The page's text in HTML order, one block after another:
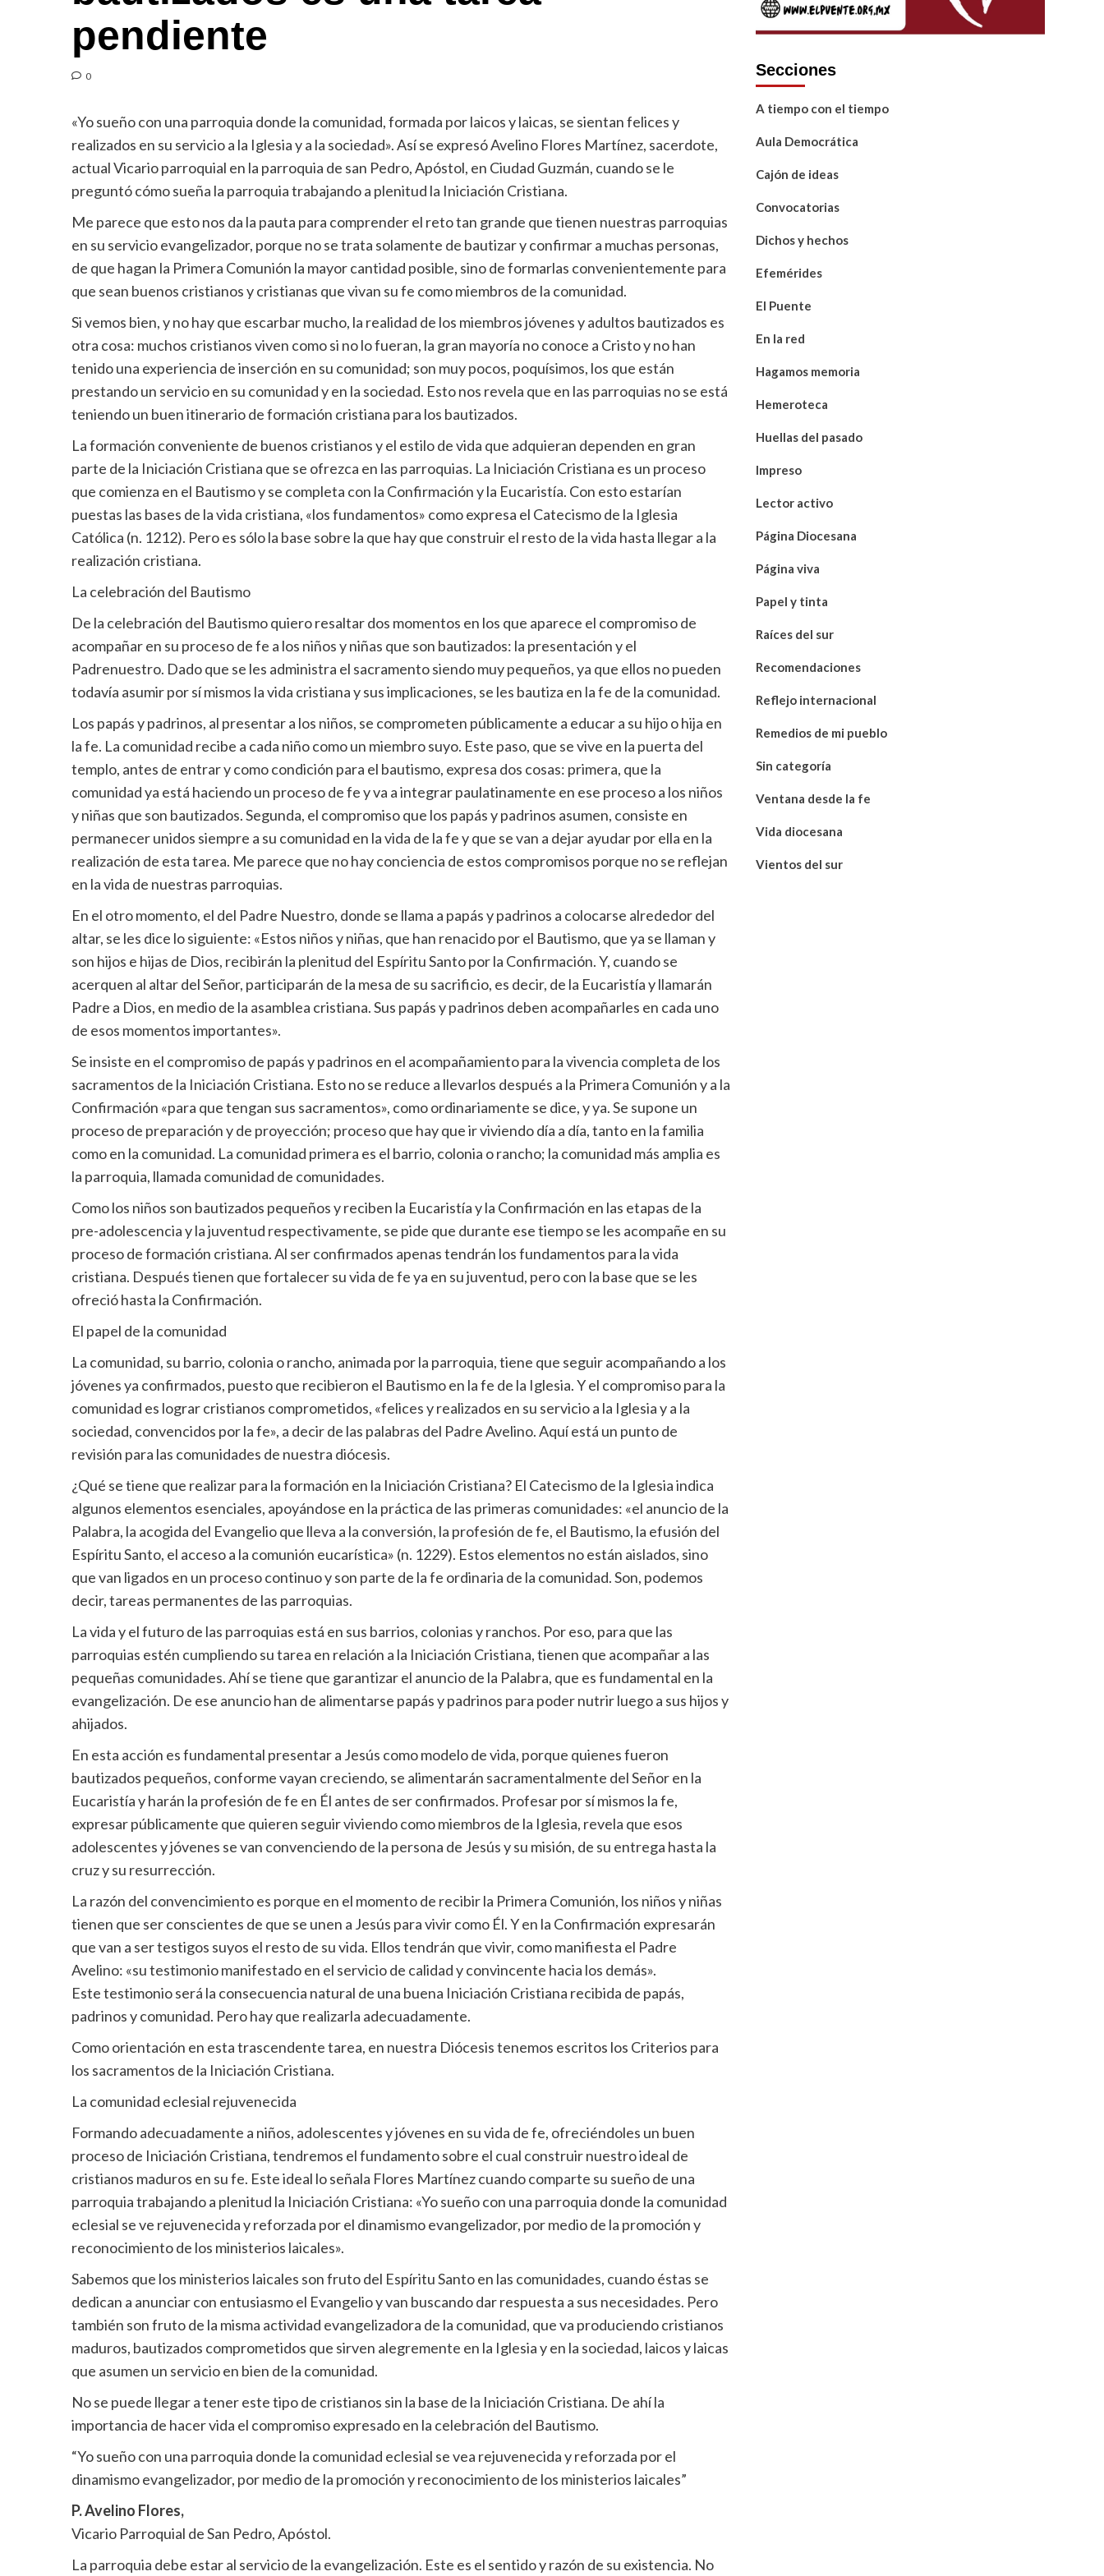
pendiente
0
«Yo sueño con una parroquia donde la comunidad, formada por laicos y laicas, se sientan felices y
realizados en su servicio a la Iglesia y a la sociedad». Así se expresó Avelino Flores Martínez, sacerdote,
actual Vicario parroquial en la parroquia de san Pedro, Apóstol, en Ciudad Guzmán, cuando se le
preguntó cómo sueña la parroquia trabajando a plenitud la Iniciación Cristiana.
Me parece que esto nos da la pauta para comprender el reto tan grande que tienen nuestras parroquias
en su servicio evangelizador, porque no se trata solamente de bautizar y confirmar a muchas personas,
de que hagan la Primera Comunión la mayor cantidad posible, sino de formarlas convenientemente para
que sean buenos cristianos y cristianas que vivan su fe como miembros de la comunidad.
Si vemos bien, y no hay que escarbar mucho, la realidad de los miembros jóvenes y adultos bautizados es
otra cosa: muchos cristianos viven como si no lo fueran, la gran mayoría no conoce a Cristo y no han
tenido una experiencia de inserción en su comunidad; son muy pocos, poquísimos, los que están
prestando un servicio en su comunidad y en la sociedad. Esto nos revela que en las parroquias no se está
teniendo un buen itinerario de formación cristiana para los bautizados.
La formación conveniente de buenos cristianos y el estilo de vida que adquieran dependen en gran
parte de la Iniciación Cristiana que se ofrezca en las parroquias. La Iniciación Cristiana es un proceso
que comienza en el Bautismo y se completa con la Confirmación y la Eucaristía. Con esto estarían
puestas las bases de la vida cristiana, «los fundamentos» como expresa el Catecismo de la Iglesia
Católica (n. 1212). Pero es sólo la base sobre la que hay que construir el resto de la vida hasta llegar a la
realización cristiana.
La celebración del Bautismo
De la celebración del Bautismo quiero resaltar dos momentos en los que aparece el compromiso de
acompañar en su proceso de fe a los niños y niñas que son bautizados: la presentación y el
Padrenuestro. Dado que se les administra el sacramento siendo muy pequeños, ya que ellos no pueden
todavía asumir por sí mismos la vida cristiana y sus implicaciones, se les bautiza en la fe de la comunidad.
Los papás y padrinos, al presentar a los niños, se comprometen públicamente a educar a su hijo o hija en
la fe. La comunidad recibe a cada niño como un miembro suyo. Este paso, que se vive en la puerta del
templo, antes de entrar y como condición para el bautismo, expresa dos cosas: primera, que la
comunidad ya está haciendo un proceso de fe y va a integrar paulatinamente en ese proceso a los niños
y niñas que son bautizados. Segunda, el compromiso que los papás y padrinos asumen, consiste en
permanecer unidos siempre a su comunidad en la vida de la fe y que se van a dejar ayudar por ella en la
realización de esta tarea. Me parece que no hay conciencia de estos compromisos porque no se reflejan
en la vida de nuestras parroquias.
En el otro momento, el del Padre Nuestro, donde se llama a papás y padrinos a colocarse alrededor del
altar, se les dice lo siguiente: «Estos niños y niñas, que han renacido por el Bautismo, que ya se llaman y
son hijos e hijas de Dios, recibirán la plenitud del Espíritu Santo por la Confirmación. Y, cuando se
acerquen al altar del Señor, participarán de la mesa de su sacrificio, es decir, de la Eucaristía y llamarán
Padre a Dios, en medio de la asamblea cristiana. Sus papás y padrinos deben acompañarles en cada uno
de esos momentos importantes».
Se insiste en el compromiso de papás y padrinos en el acompañamiento para la vivencia completa de los
sacramentos de la Iniciación Cristiana. Esto no se reduce a llevarlos después a la Primera Comunión y a la
Confirmación «para que tengan sus sacramentos», como ordinariamente se dice, y ya. Se supone un
proceso de preparación y de proyección; proceso que hay que ir viviendo día a día, tanto en la familia
como en la comunidad. La comunidad primera es el barrio, colonia o rancho; la comunidad más amplia es
la parroquia, llamada comunidad de comunidades.
Como los niños son bautizados pequeños y reciben la Eucaristía y la Confirmación en las etapas de la
pre-adolescencia y la juventud respectivamente, se pide que durante ese tiempo se les acompañe en su
proceso de formación cristiana. Al ser confirmados apenas tendrán los fundamentos para la vida
cristiana. Después tienen que fortalecer su vida de fe ya en su juventud, pero con la base que se les
ofreció hasta la Confirmación.
El papel de la comunidad
La comunidad, su barrio, colonia o rancho, animada por la parroquia, tiene que seguir acompañando a los
jóvenes ya confirmados, puesto que recibieron el Bautismo en la fe de la Iglesia. Y el compromiso para la
comunidad es lograr cristianos comprometidos, «felices y realizados en su servicio a la Iglesia y a la
sociedad, convencidos por la fe», a decir de las palabras del Padre Avelino. Aquí está un punto de
revisión para las comunidades de nuestra diócesis.
¿Qué se tiene que realizar para la formación en la Iniciación Cristiana? El Catecismo de la Iglesia indica
algunos elementos esenciales, apoyándose en la práctica de las primeras comunidades: «el anuncio de la
Palabra, la acogida del Evangelio que lleva a la conversión, la profesión de fe, el Bautismo, la efusión del
Espíritu Santo, el acceso a la comunión eucarística» (n. 1229). Estos elementos no están aislados, sino
que van ligados en un proceso continuo y son parte de la fe ordinaria de la comunidad. Son, podemos
decir, tareas permanentes de las parroquias.
La vida y el futuro de las parroquias está en sus barrios, colonias y ranchos. Por eso, para que las
parroquias estén cumpliendo su tarea en relación a la Iniciación Cristiana, tienen que acompañar a las
pequeñas comunidades. Ahí se tiene que garantizar el anuncio de la Palabra, que es fundamental en la
evangelización. De ese anuncio han de alimentarse papás y padrinos para poder nutrir luego a sus hijos y
ahijados.
En esta acción es fundamental presentar a Jesús como modelo de vida, porque quienes fueron
bautizados pequeños, conforme vayan creciendo, se alimentarán sacramentalmente del Señor en la
Eucaristía y harán la profesión de fe en Él antes de ser confirmados. Profesar por sí mismos la fe,
expresar públicamente que quieren seguir viviendo como miembros de la Iglesia, revela que esos
adolescentes y jóvenes se van convenciendo de la persona de Jesús y su misión, de su entrega hasta la
cruz y su resurrección.
La razón del convencimiento es porque en el momento de recibir la Primera Comunión, los niños y niñas
tienen que ser conscientes de que se unen a Jesús para vivir como Él. Y en la Confirmación expresarán
que van a ser testigos suyos el resto de su vida. Ellos tendrán que vivir, como manifiesta el Padre
Avelino: «su testimonio manifestado en el servicio de calidad y convincente hacia los demás».
Este testimonio será la consecuencia natural de una buena Iniciación Cristiana recibida de papás,
padrinos y comunidad. Pero hay que realizarla adecuadamente.
Como orientación en esta trascendente tarea, en nuestra Diócesis tenemos escritos los Criterios para
los sacramentos de la Iniciación Cristiana.
La comunidad eclesial rejuvenecida
Formando adecuadamente a niños, adolescentes y jóvenes en su vida de fe, ofreciéndoles un buen
proceso de Iniciación Cristiana, tendremos el fundamento sobre el cual construir nuestro ideal de
cristianos maduros en su fe. Este ideal lo señala Flores Martínez cuando comparte su sueño de una
parroquia trabajando a plenitud la Iniciación Cristiana: «Yo sueño con una parroquia donde la comunidad
eclesial se ve rejuvenecida y reforzada por el dinamismo evangelizador, por medio de la promoción y
reconocimiento de los ministerios laicales».
Sabemos que los ministerios laicales son fruto del Espíritu Santo en las comunidades, cuando éstas se
dedican a anunciar con entusiasmo el Evangelio y van buscando dar respuesta a sus necesidades. Pero
también son fruto de la misma actividad evangelizadora de la comunidad, que va produciendo cristianos
maduros, bautizados comprometidos que sirven alegremente en la Iglesia y en la sociedad, laicos y laicas
que asumen un servicio en bien de la comunidad.
No se puede llegar a tener este tipo de cristianos sin la base de la Iniciación Cristiana. De ahí la
importancia de hacer vida el compromiso expresado en la celebración del Bautismo.
“Yo sueño con una parroquia donde la comunidad eclesial se vea rejuvenecida y reforzada por el
dinamismo evangelizador, por medio de la promoción y reconocimiento de los ministerios laicales”
P. Avelino Flores,
Vicario Parroquial de San Pedro, Apóstol.
La parroquia debe estar al servicio de la evangelización. Este es el sentido y razón de su existencia. No
Secciones
A tiempo con el tiempo
Aula Democrática
Cajón de ideas
Convocatorias
Dichos y hechos
Efemérides
El Puente
En la red
Hagamos memoria
Hemeroteca
Huellas del pasado
Impreso
Lector activo
Página Diocesana
Página viva
Papel y tinta
Raíces del sur
Recomendaciones
Reflejo internacional
Remedios de mi pueblo
Sin categoría
Ventana desde la fe
Vida diocesana
Vientos del sur